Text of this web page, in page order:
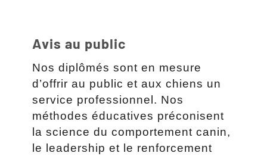
Avis au public
Nos diplômés sont en mesure
d’offrir au public et aux chiens un
service professionnel. Nos
méthodes éducatives préconisent
la science du comportement canin,
le leadership et le renforcement